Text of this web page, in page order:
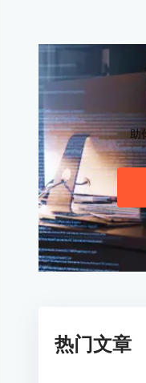
助
热门文章